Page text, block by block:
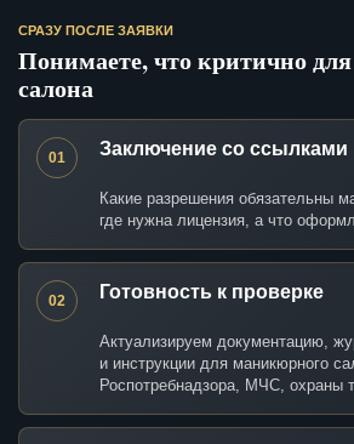
СРАЗУ ПОСЛЕ ЗАЯВКИ
Понимаете, что критично
салона
01 Заключение со
Какие разрешения обязательны
где нужна лицензия, а что
02 Готовность к проверке
Актуализируем документацию,
и инструкции для маникюрного
Роспотребнадзора, МЧС, охраны